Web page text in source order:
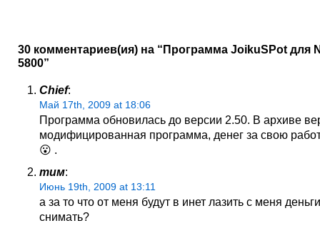
30 комментариев(ия) на “Программа JoikuSPot для
5800”
Chief:
Май 17th, 2009 at 18:06
Программа обновилась до версии 2.50. В архиве
модифицированная программа, денег за свою
😮 .
тим:
Июнь 19th, 2009 at 13:11
а за то что от меня будут в инет лазить с меня
снимать?